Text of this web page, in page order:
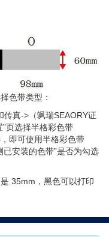
色带类型：
真->（飒瑞SEAORY证
页选择半格彩色带
即可使用半格彩色带
安装的色带”是否为勾选
35mm，黑色可以打印